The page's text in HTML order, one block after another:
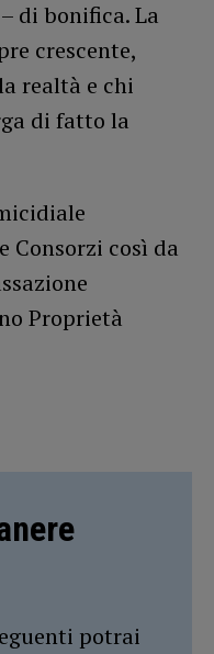
di bonifica. La
crescente,
realtà e chi
di fatto la
Consorzi così da
Proprietà
potrai